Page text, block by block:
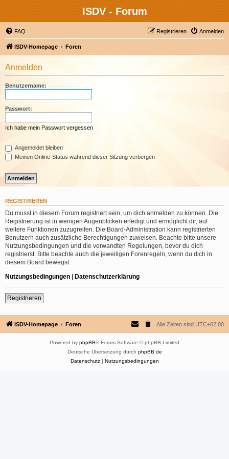
ISDV - Forum
FAQ Anmelden
Registrieren
ISDV-Homepage Foren
Anmelden
Benutzername:
Passwort:
Ich habe mein Passwort vergessen
Angemeldet bleiben
Meinen Online-Status während dieser Sitzung verbergen
REGISTRIEREN
Du musst in diesem Forum registriert sein, um dich anmelden zu können. Die
Registrierung ist in wenigen Augenblicken erledigt und ermöglicht dir, auf
weitere Funktionen zuzugreifen. Die Board-Administration kann registrierten
Benutzern auch zusätzliche Berechtigungen zuweisen. Beachte bitte unsere
Nutzungsbedingungen und die verwandten Regelungen, bevor du dich
registrierst. Bitte beachte auch die jeweiligen Forenregeln, wenn du dich in
diesem Board bewegst.
Nutzungsbedingungen | Datenschutzerklärung
Registrieren
ISDV-Homepage Foren Alle Zeiten sind UTC+02:00
Powered by phpBB® Forum Software © phpBB Limited
Deutsche Übersetzung durch phpBB.de
Datenschutz| Nutzungsbedingungen